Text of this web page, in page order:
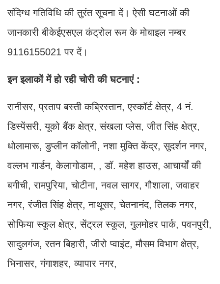
संदिग्ध गतिविधि की तुरंत सूचना दें। ऐसी घटनाओं की
जानकारी बीकेईएसएल कंट्रोल रूम के मोबाइल नम्बर
9116155021 पर दें।
इन इलाकों में हो रही चोरी की घटनाएं :
रानीसर, प्रताप बस्ती कब्रिस्तान, एस्कॉर्ट क्षेत्र, 4 नं.
डिस्पेंसरी, यूको बैंक क्षेत्र, संखला प्लेस, जीत सिंह क्षेत्र,
धोलामारू, डुप्लीन कॉलोनी, नशा मुक्ति केंद्र, सुदर्शन नगर,
वल्लभ गार्डन, केलागोडाम, , डॉ. महेश हाउस, आचार्यों की
बगीची, रामपुरिया, चोटीना, नवल सागर, गौशाला, जवाहर
नगर, रंजीत सिंह क्षेत्र, नाथूसर, चेतनानंद, तिलक नगर,
सोफिया स्कूल क्षेत्र, सेंट्रल स्कूल, गुलमोहर पार्क, पवनपुरी,
सादुलगंज, रतन बिहारी, जीरो प्वाइंट, मौसम विभाग क्षेत्र,
भिनासर, गंगाशहर, व्यापार नगर,